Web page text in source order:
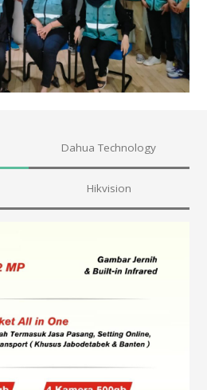
Dahua Technology
Hikvision